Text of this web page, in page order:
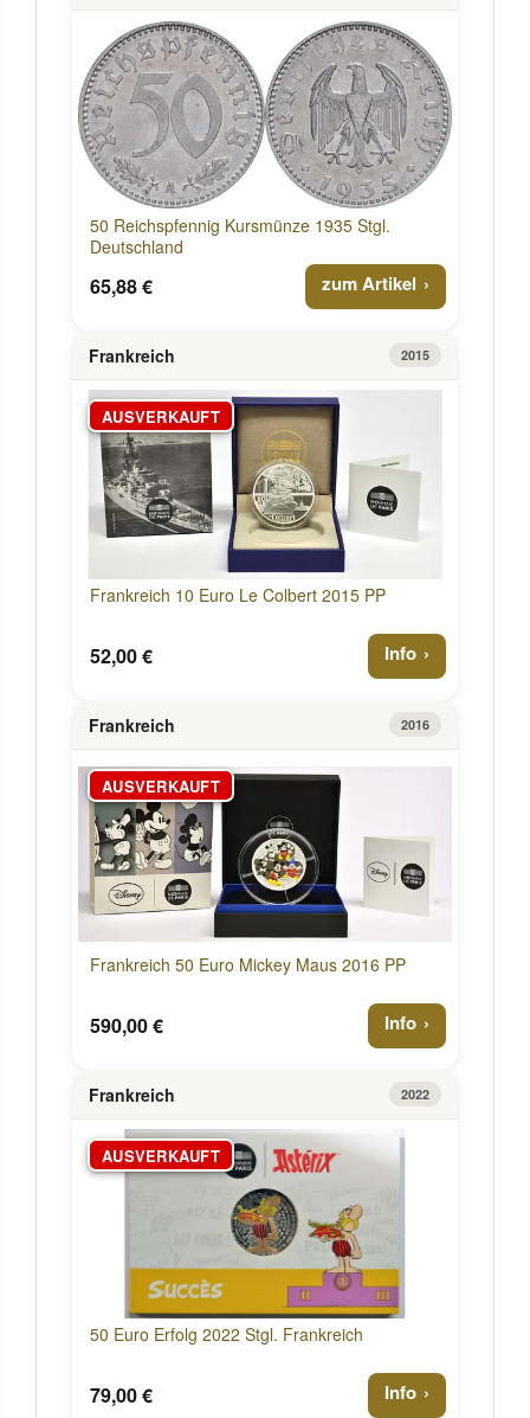
50 Reichspfennig Kursmünze 1935 Stgl.
Deutschland
65,88 € zum Artikel
Frankreich 2015
AUSVERKAUFT
Frankreich 10 Euro Le Colbert 2015 PP
52,00 € Info
Frankreich 2016
AUSVERKAUFT
Frankreich 50 Euro Mickey Maus 2016 PP
590,00 € Info
Frankreich 2022
AUSVERKAUFT
50 Euro Erfolg 2022 Stgl. Frankreich
79,00 € Info